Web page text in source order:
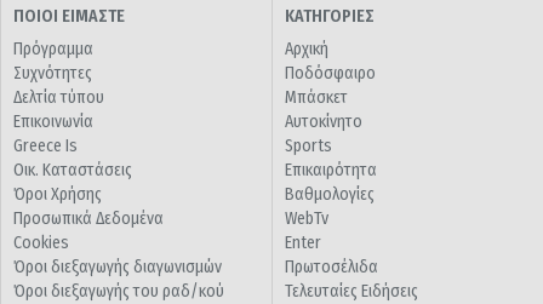
ΠΟΙΟΙ ΕΙΜΑΣΤΕ
Πρόγραμμα
Συχνότητες
Δελτία τύπου
Επικοινωνία
Greece Is
Οικ. Καταστάσεις
Όροι Χρήσης
Προσωπικά Δεδομένα
Cookies
Όροι διεξαγωγής διαγωνισμών
Όροι διεξαγωγής του ραδ/κού
ΚΑΤΗΓΟΡΙΕΣ
Αρχική
Ποδόσφαιρο
Μπάσκετ
Αυτοκίνητο
Sports
Επικαιρότητα
Βαθμολογίες
WebTv
Enter
Πρωτοσέλιδα
Τελευταίες Ειδήσεις